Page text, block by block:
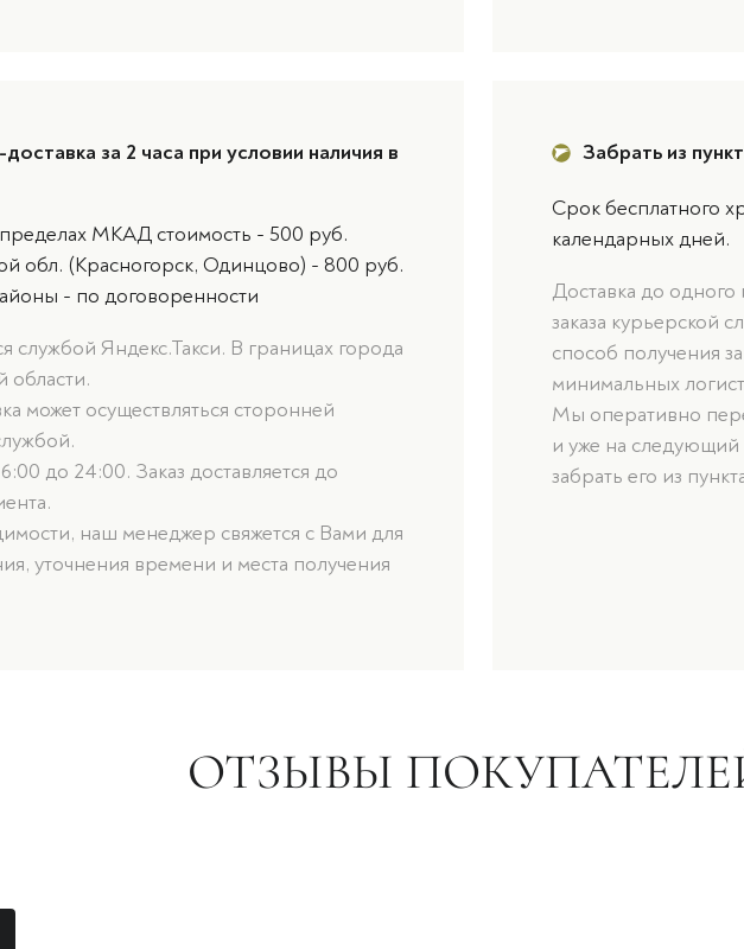
за 2 часа при условии наличия в
МКАД стоимость - 500 руб.
обл. (Красногорск, Одинцово) - 800 руб.
- по договоренности
службой Яндекс.Такси. В границах города
области.
может осуществляться сторонней
до 24:00. Заказ доставляется до
наш менеджер свяжется с Вами для
уточнения времени и места получения
Забрать из
Срок бесплатного
календарных дней.
Доставка до
заказа курьерской
способ получения
минимальных
Мы оперативно
и уже на следующий
забрать его из
ОТЗЫВЫ